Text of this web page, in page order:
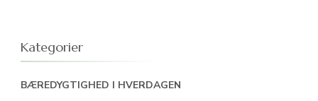
Kategorier
BÆREDYGTIGHED I HVERDAGEN